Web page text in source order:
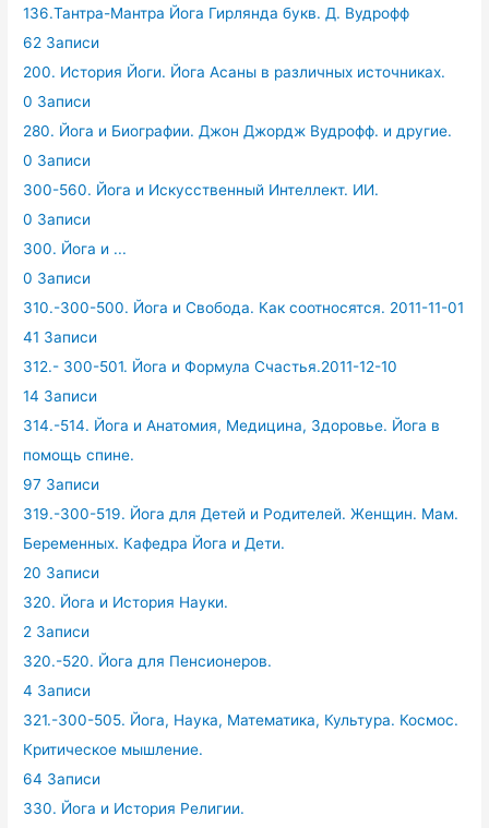
136.Тантра-Мантра Йога Гирлянда букв. Д. Вудрофф
62 Записи
200. История Йоги. Йога Асаны в различных источниках.
0 Записи
280. Йога и Биографии. Джон Джордж Вудрофф. и другие.
0 Записи
300-560. Йога и Искусственный Интеллект. ИИ.
0 Записи
300. Йога и ...
0 Записи
310.-300-500. Йога и Свобода. Как соотносятся. 2011-11-01
41 Записи
312.- 300-501. Йога и Формула Счастья.2011-12-10
14 Записи
314.-514. Йога и Анатомия, Медицина, Здоровье. Йога в
помощь спине.
97 Записи
319.-300-519. Йога для Детей и Родителей. Женщин. Мам.
Беременных. Кафедра Йога и Дети.
20 Записи
320. Йога и История Науки.
2 Записи
320.-520. Йога для Пенсионеров.
4 Записи
321.-300-505. Йога, Наука, Математика, Культура. Космос.
Критическое мышление.
64 Записи
330. Йога и История Религии.